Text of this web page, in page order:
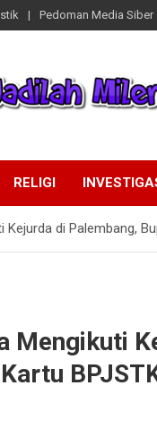
Pedoman Media Siber
RELIGI
di Palembang,
Mengikuti